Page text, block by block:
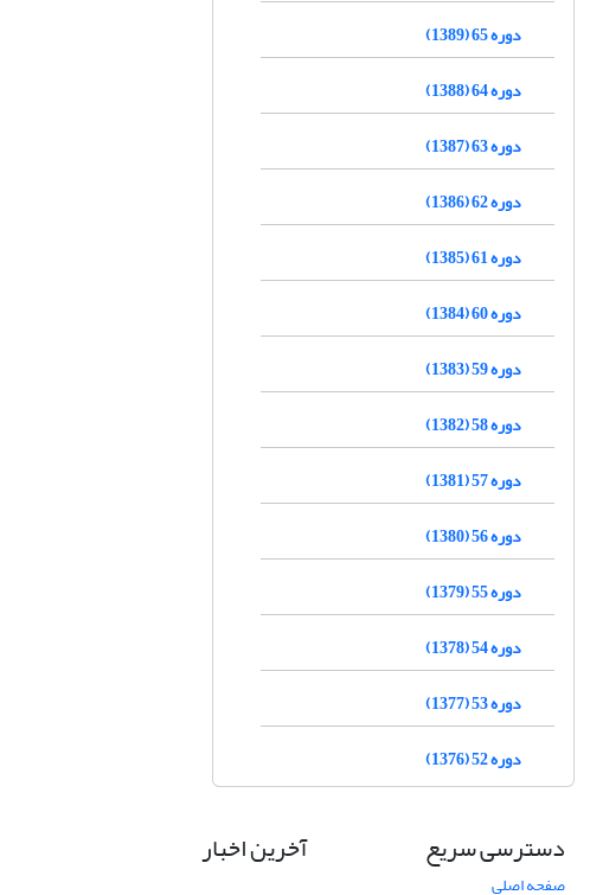
دوره 65 (1389)
دوره 64 (1388)
دوره 63 (1387)
دوره 62 (1386)
دوره 61 (1385)
دوره 60 (1384)
دوره 59 (1383)
دوره 58 (1382)
دوره 57 (1381)
دوره 56 (1380)
دوره 55 (1379)
دوره 54 (1378)
دوره 53 (1377)
دوره 52 (1376)
دسترسی سریع
صفحه اصلی
آخرین اخبار